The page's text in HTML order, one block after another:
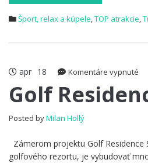
Šport, relax a kúpele,TOP atrakcie,
apr 18 Komentáre vypnuté
Golf
Posted byMilan Hollý
Zámerom projektu Golf Residence
golfového rezortu, je vybudovať